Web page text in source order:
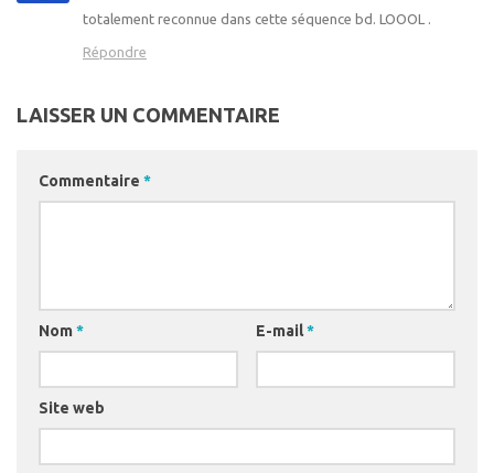
totalement reconnue dans cette séquence bd. LOOOL .
Répondre
LAISSER UN COMMENTAIRE
Commentaire *
Nom * E-mail*
Site web